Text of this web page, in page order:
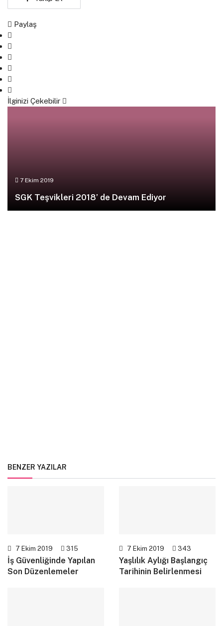
Paylaş
İlginizi Çekebilir
7 Ekim 2019
SGK Teşvikleri 2018’ de Devam Ediyor
BENZER YAZILAR
7 Ekim 2019 315
İş Güvenliğinde Yapılan
Son Düzenlemeler
7 Ekim 2019 343
Yaşlılık Aylığı Başlangıç
Tarihinin Belirlenmesi